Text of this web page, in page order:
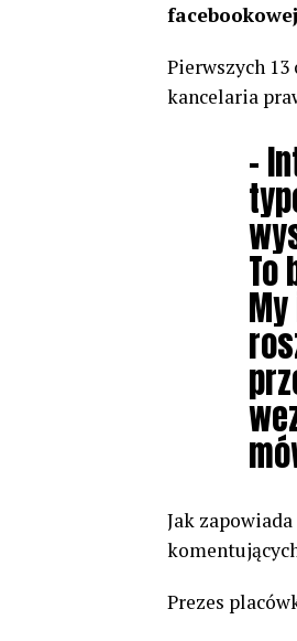
Pierwszych
kancelaria
–
To
Jak zapowiada
Prezes